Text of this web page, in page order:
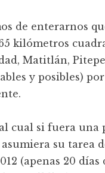
de enterarnos
kilómetros
Matitlán,
y posibles)
cual si fuera
asumiera su tarea
(apenas 20